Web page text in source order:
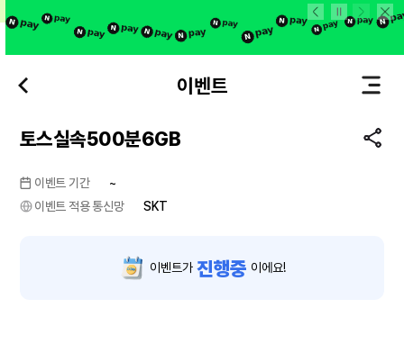
이벤트
토스실속500분6GB
이벤트 기간
~
이벤트 적용 통신망
SKT
이벤트가진행중 이에요!